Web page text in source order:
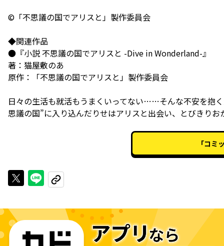
©「不思議の国でアリスと」製作委員会
◆関連作品
●『小説 不思議の国でアリスと -Dive in Wonderland-』
著：猫屋敷のあ
原作：「不思議の国でアリスと」製作委員会
日々の生活も就活もうまくいってない……そんな不安を抱
「コ
Xで投稿するLINEでシェアする
URLをコピーする